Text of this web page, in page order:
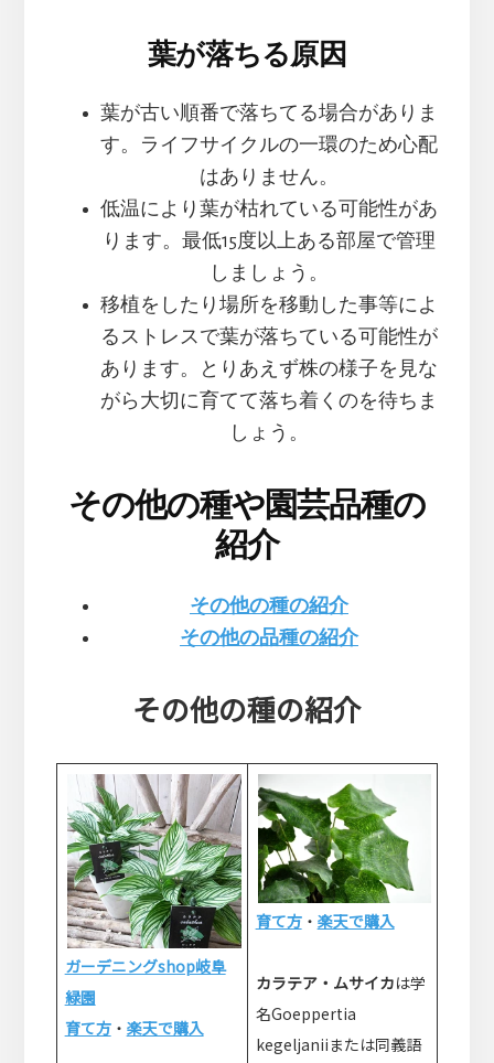
葉が落ちる原因
葉が古い順番で落ちてる場合がありま
す。ライフサイクルの一環のため心配
はありません。
低温により葉が枯れている可能性があ
ります。最低15度以上ある部屋で管理
しましょう。
移植をしたり場所を移動した事等によ
るストレスで葉が落ちている可能性が
あります。とりあえず株の様子を見な
がら大切に育てて落ち着くのを待ちま
しょう。
その他の種や園芸品種の
紹介
その他の種の紹介
その他の品種の紹介
その他の種の紹介
ガーデニングshop岐阜
緑園
育て方・ 楽天で購入
育て方・ 楽天で購入
カラテア・ムサイカは学
名Goeppertia
kegeljaniiまたは同義語